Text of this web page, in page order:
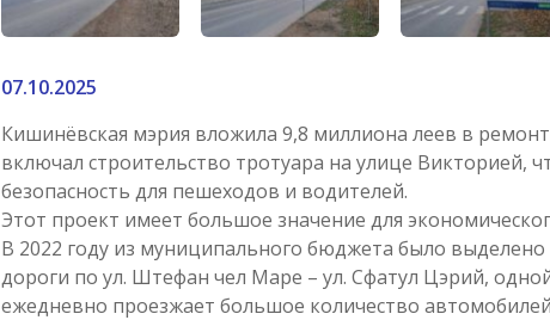
07.10.2025
Кишинёвская мэрия вложила 9,8 миллиона леев в
включал строительство тротуара на улице Викторией,
безопасность для пешеходов и водителей.
Этот проект имеет большое значение для
В 2022 году из муниципального бюджета было
дороги по ул. Штефан чел Маре – ул. Сфатул Цэрий,
ежедневно проезжает большое количество